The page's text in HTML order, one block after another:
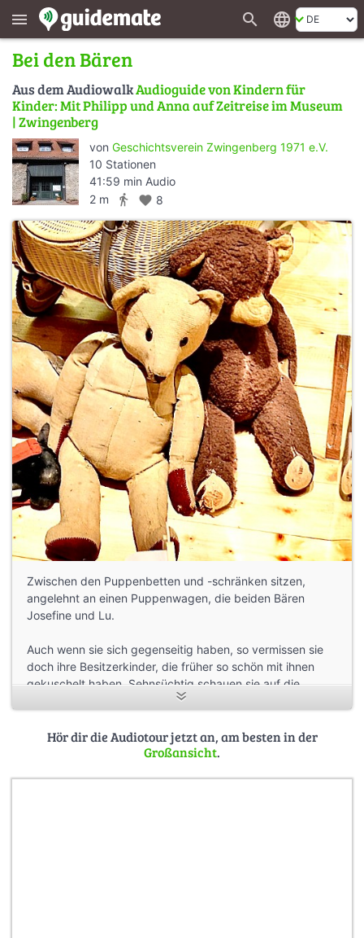
menu search language
Bei den Bären
Aus dem AudiowalkAudioguide von Kindern für
Kinder: Mit Philipp und Anna auf Zeitreise im Museum
| Zwingenberg
von Geschichtsverein Zwingenberg 1971 e.V.
10 Stationen
41:59 min Audio
2 m
directions_walk favorite 8
Zwischen den Puppenbetten und -schränken sitzen,
angelehnt an einen Puppenwagen, die beiden Bären
Josefine und Lu.
Auch wenn sie sich gegenseitig haben, so vermissen sie
doch ihre Besitzerkinder, die früher so schön mit ihnen
gekuschelt haben. Sehnsüchtig schauen sie auf die
Puppenstuben in den Vitrinen und träumen davon, dort,
Hör dir die Audiotour jetzt an, am besten in der
Großansicht.